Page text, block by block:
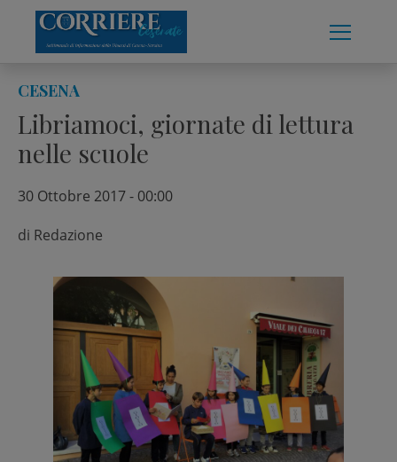
content
CESENA
Libriamoci, giornate di lettura
nelle scuole
30 Ottobre 2017 - 00:00
di Redazione